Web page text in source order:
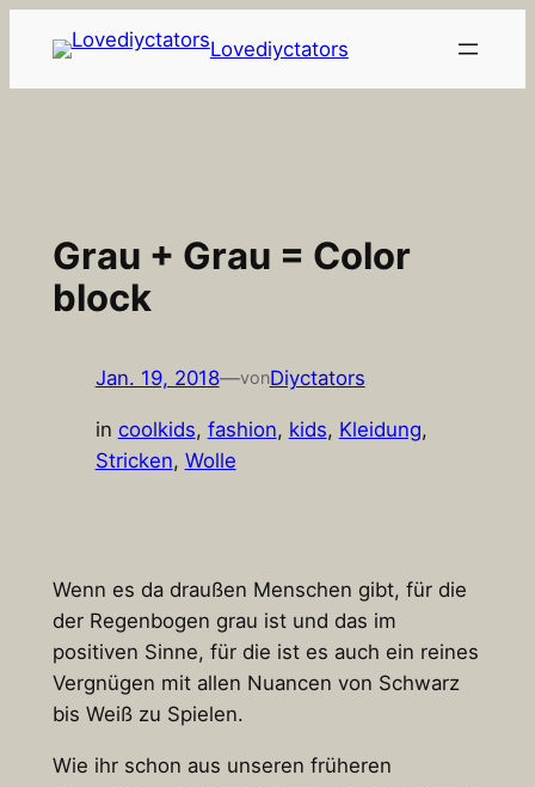
Inhalt
springen
Lovediyctators
Grau + Grau = Color
block
Jan. 19, 2018—vonDiyctators
in coolkids, fashion, kids, Kleidung
Stricken, Wolle
Wenn es da draußen Menschen gibt, für die
der Regenbogen grau ist und das im
positiven Sinne, für die ist es auch ein reines
Vergnügen mit allen Nuancen von Schwarz
bis Weiß zu Spielen.
Wie ihr schon aus unseren früheren